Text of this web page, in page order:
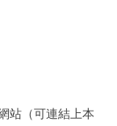
站（可連結上本